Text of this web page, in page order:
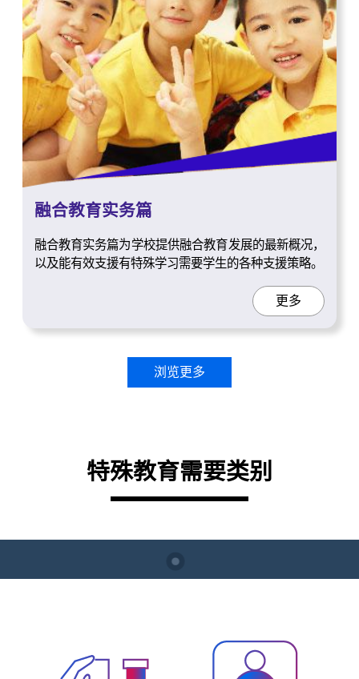
融合教育实务篇
融合教育实务篇为学校提供融合教育发展的最新概况，
以及能有效支援有特殊学习需要学生的各种支援策略。
更多
浏览更多
特殊教育需要类别